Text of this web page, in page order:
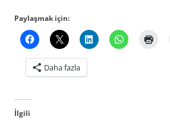
Paylaşmak için:
Daha fazla
İlgili